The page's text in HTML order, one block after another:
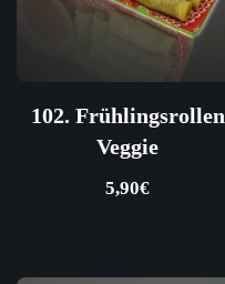
102. Frühlingsrollen
Veggie
5,90€